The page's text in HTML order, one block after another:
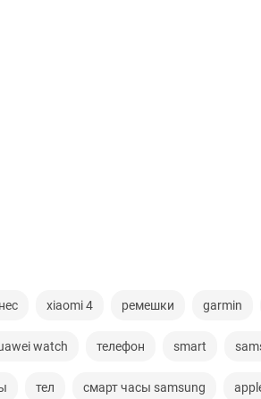
xiaomi 4 ремешки garmin
watch телефон smart
тел смарт часы samsung